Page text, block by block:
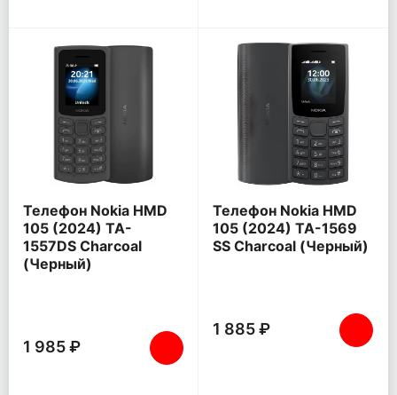
Телефон Nokia HMD
105 (2024) TA-
1557DS Charcoal
(Черный)
1 985 ₽
Телефон Nokia HMD
105 (2024) TA-1569
SS Charcoal (Черный)
1 885 ₽